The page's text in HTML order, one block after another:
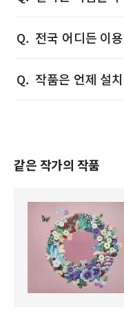
전국 어디든 이
작품은 언제 설
같은 작가의 작품